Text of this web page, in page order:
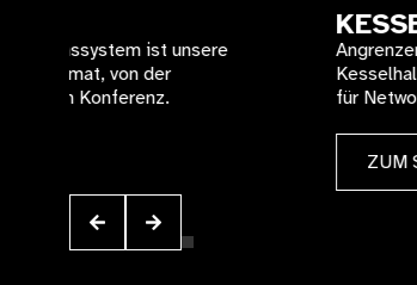
Angrenzend an die Maschinenhalle
Kesselhalle mit integriertem
für Networking, Catering oder